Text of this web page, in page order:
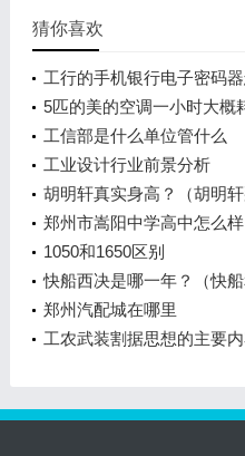
猜你喜欢
工行的手机银行电子密码
5匹的美的空调一小时大概
工信部是什么单位管什么
工业设计行业前景分析
胡明轩真实身高？（胡明轩
郑州市嵩阳中学高中怎么样
1050和1650区别
快船西决是哪一年？（快
打？）
郑州汽配城在哪里
工农武装割据思想的主要